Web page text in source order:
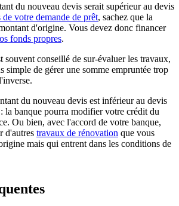
du nouveau devis serait supérieur au devis
de votre demande de prêt, sachez que la
d'origine. Vous devez donc financer
fonds propres.
souvent conseillé de sur-évaluer les travaux,
simple de gérer une somme empruntée trop
du nouveau devis est inférieur au devis
la banque pourra modifier votre crédit du
Ou bien, avec l'accord de votre banque,
d'autres travaux de rénovation que vous
mais qui entrent dans les conditions de